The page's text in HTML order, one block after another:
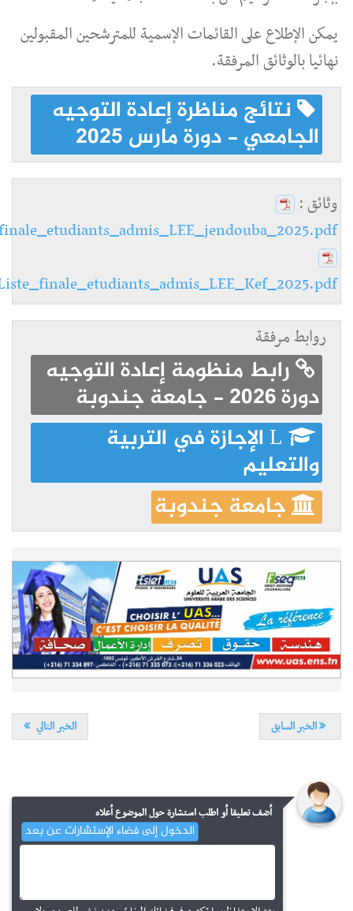
يمكن الإطلاع على القائمات الإسمية للمترشحين المقبولين
نهائيا بالوثائق المرفقة.
نتائج مناظرة إعادة التوجيه
الجامعي - دورة مارس 2025
وثائق :
روابط مرفقة
رابط منظومة إعادة التوجيه
دورة 2026 - جامعة جندوبة
L الإجازة في التربية
والتعليم
جامعة جندوبة
الخبر السابق الخبر التالي
أضف تعليقا أو اطلب استشارة حول الموضوع أعلاه
الدخول إلى فضاء الإستشارات عن بعد